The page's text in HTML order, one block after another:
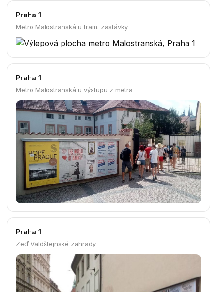
Praha 1
Metro Malostranská u tram. zastávky
Praha 1
Metro Malostranská u výstupu z metra
Praha 1
Zeď Valdštejnské zahrady